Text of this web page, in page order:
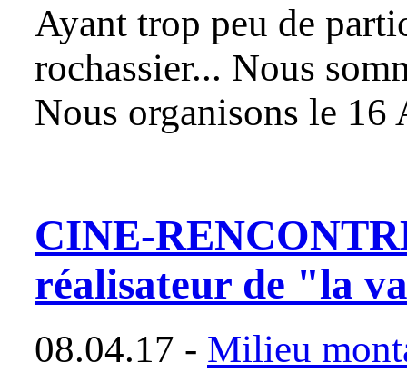
Ayant trop peu de
rochassier... Nous
Nous organisons le
CINE-
réalisateur de "la
08.04.17 - Milieu